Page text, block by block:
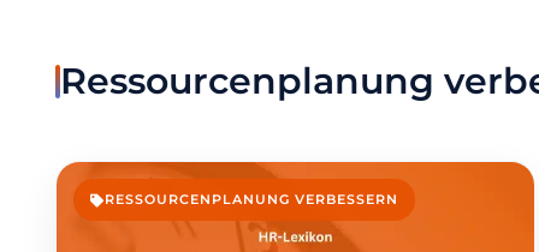
Ressourcenplanung
RESSOURCENPLANUNG VERBESSERN